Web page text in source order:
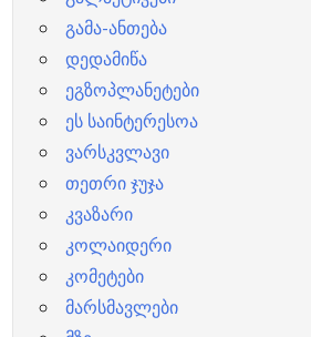
გამა-ანთება
დედამიწა
ეგზოპლანეტები
ეს საინტერესოა
ვარსკვლავი
თეთრი ჯუჯა
კვაზარი
კოლაიდერი
კომეტები
მარსმავლები